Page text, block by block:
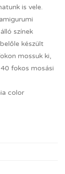
is vele.
színek
készült
mossuk ki,
fokos mosási
color